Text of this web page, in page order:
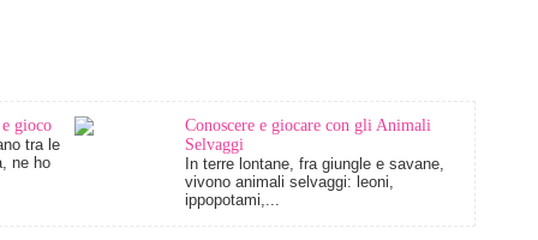
gioco
tra le
ne ho
Conoscere e giocare con gli Animali
Selvaggi
In terre lontane, fra giungle e savane,
vivono animali selvaggi: leoni,
ippopotami,...